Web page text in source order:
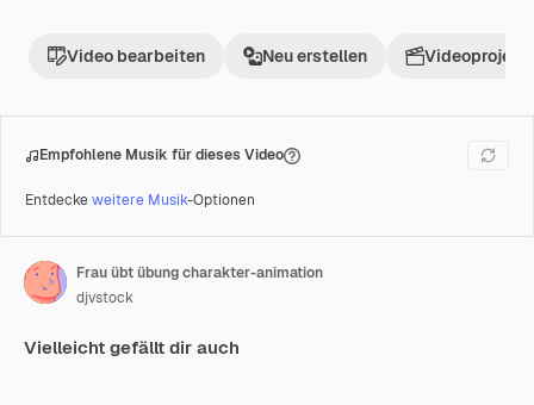
Video bearbeiten Neu erstellen Videoprojekt
Empfohlene Musik für dieses Video
Entdeckeweitere Musik-Optionen
Frau übt übung charakter-animation
djvstock
Vielleicht gefällt dir auch